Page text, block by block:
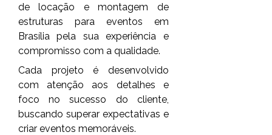
de locação e montagem de
estruturas para eventos em
Brasília pela sua experiência e
compromisso com a qualidade.
Cada projeto é desenvolvido
com atenção aos detalhes e
foco no sucesso do cliente,
buscando superar expectativas e
criar eventos memoráveis.